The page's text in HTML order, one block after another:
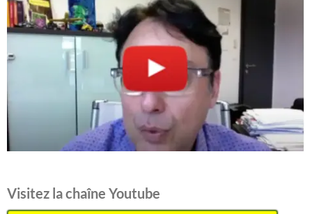
Visitez la chaîne Youtube